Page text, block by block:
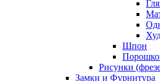
Шпон
Рисунки
Замки и Фурнитура